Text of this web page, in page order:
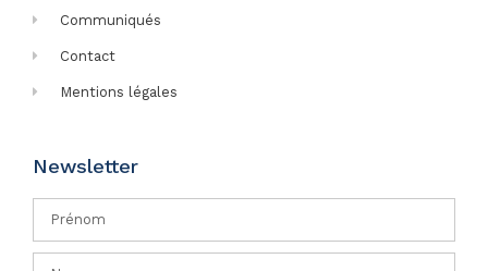
Communiqués
Contact
Mentions légales
Newsletter